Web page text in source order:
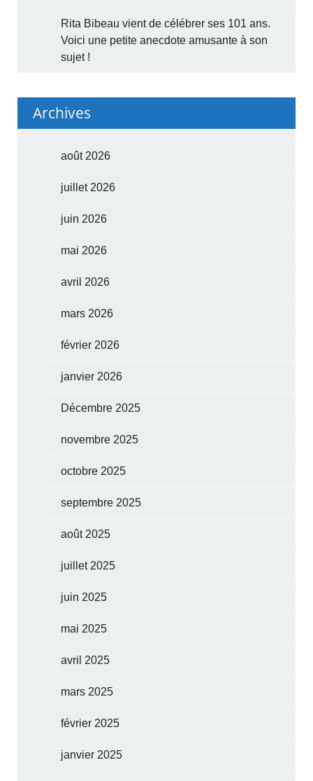
Rita Bibeau vient de célébrer ses 101 ans.
Voici une petite anecdote amusante à son
sujet !
Archives
août 2026
juillet 2026
juin 2026
mai 2026
avril 2026
mars 2026
février 2026
janvier 2026
Décembre 2025
novembre 2025
octobre 2025
septembre 2025
août 2025
juillet 2025
juin 2025
mai 2025
avril 2025
mars 2025
février 2025
janvier 2025